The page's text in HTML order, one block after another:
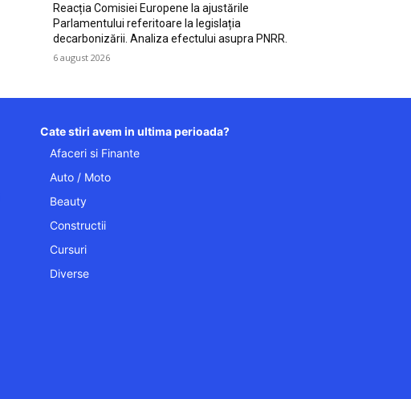
Reacția Comisiei Europene la ajustările
Parlamentului referitoare la legislația
decarbonizării. Analiza efectului asupra PNRR.
6 august 2026
Cate stiri avem in ultima perioada?
Afaceri si Finante
Auto / Moto
Beauty
Constructii
Cursuri
Diverse